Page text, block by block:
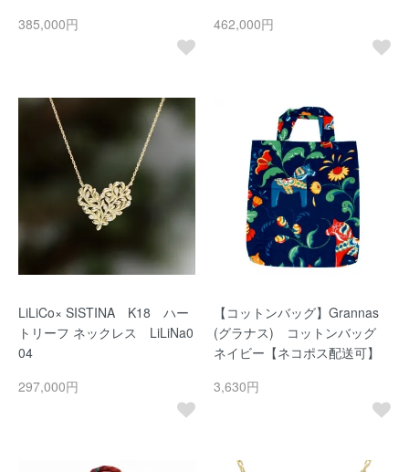
385,000円
462,000円
LiLiCo× SISTINA K18 ハー
トリーフ ネックレス LiLiNa0
04
297,000円
【コットンバッグ】Grannas
(グラナス) コットンバッグ
ネイビー【ネコポス配送可】
3,630円